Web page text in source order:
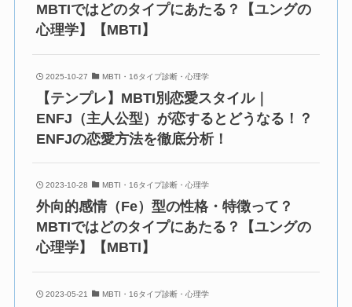
MBTIではどのタイプにあたる？【ユングの
心理学】【MBTI】
2025-10-27 MBTI・16タイプ診断・心理学
【テンプレ】MBTI別恋愛スタイル｜
ENFJ（主人公型）が恋するとどうなる！？
ENFJの恋愛方法を徹底分析！
2023-10-28 MBTI・16タイプ診断・心理学
外向的感情（Fe）型の性格・特徴って？
MBTIではどのタイプにあたる？【ユングの
心理学】【MBTI】
2023-05-21 MBTI・16タイプ診断・心理学